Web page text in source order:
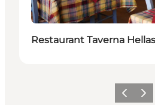
Restaurant Taverna Hellas
ForrigeNæste